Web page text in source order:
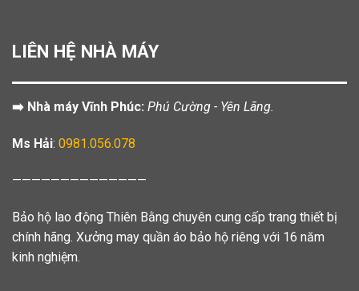
LIÊN HỆ NHÀ MÁY
➡️ Nhà máy Vĩnh Phúc: Phú Cường - Yên Lãng.
Ms Hải: 0981.056.078
——————————————
Bảo hộ lao động Thiên Bằng chuyên cung cấp trang thiết bị
chính hãng. Xưởng may quần áo bảo hộ riêng với 16 năm
kinh nghiệm.